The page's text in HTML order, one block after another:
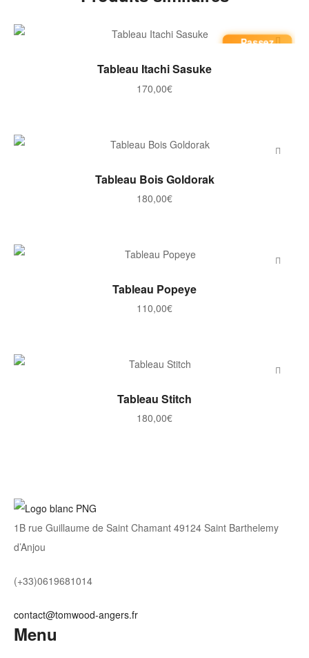
Passez
AJOUTER AU PANIER
Tableau Itachi Sasuke
170,00€
AJOUTER AU PANIER
Tableau Bois Goldorak
180,00€
AJOUTER AU PANIER
Tableau Popeye
110,00€
AJOUTER AU PANIER
Tableau Stitch
180,00€
1B rue Guillaume de Saint Chamant 49124 Saint Barthelemy
d’Anjou
(+33)0619681014
contact@tomwood-angers.fr
Menu